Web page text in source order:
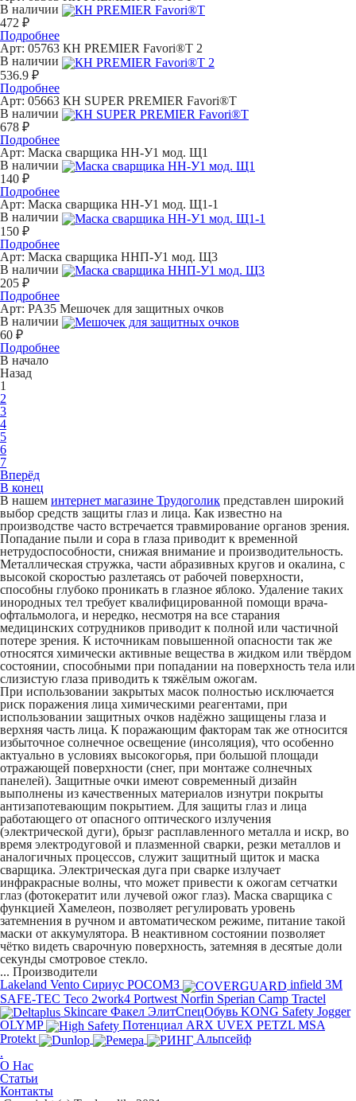
В наличии
472 ₽
Подробнее
Арт: 05763 КН PREMIER Favori®T 2
В наличии
536.9 ₽
Подробнее
Арт: 05663 КН SUPER PREMIER Favori®T
В наличии
678 ₽
Подробнее
Арт: Маска сварщика НН-У1 мод. Щ1
В наличии
140 ₽
Подробнее
Арт: Маска сварщика НН-У1 мод. Щ1-1
В наличии
150 ₽
Подробнее
Арт: Маска сварщика ННП-У1 мод. Щ3
В наличии
205 ₽
Подробнее
Арт: PA35 Мешочек для защитных очков
В наличии
60 ₽
Подробнее
В начало
Назад
1
2
3
4
5
6
7
Вперёд
В конец
В нашем интернет магазине Трудоголик представлен широкий
выбор средств защиты глаз и лица. Как известно на
производстве часто встречается травмирование органов зрения.
Попадание пыли и сора в глаза приводит к временной
нетрудоспособности, снижая внимание и производительность.
Металлическая стружка, части абразивных кругов и окалина, с
высокой скоростью разлетаясь от рабочей поверхности,
способны глубоко проникать в глазное яблоко. Удаление таких
инородных тел требует квалифицированной помощи врача-
офтальмолога, и нередко, несмотря на все старания
медицинских сотрудников приводит к полной или частичной
потере зрения. К источникам повышенной опасности так же
относятся химически активные вещества в жидком или твёрдом
состоянии, способными при попадании на поверхность тела или
слизистую глаза приводить к тяжёлым ожогам.
При использовании закрытых масок полностью исключается
риск поражения лица химическими реагентами, при
использовании защитных очков надёжно защищены глаза и
верхняя часть лица. К поражающим факторам так же относится
избыточное солнечное освещение (инсоляция), что особенно
актуально в условиях высокогорья, при большой площади
отражающей поверхности (снег, при монтаже солнечных
панелей). Защитные очки имеют современный дизайн
выполнены из качественных материалов изнутри покрыты
антизапотевающим покрытием. Для защиты глаз и лица
работающего от опасного оптического излучения
(электрической дуги), брызг расплавленного металла и искр, во
время электродуговой и плазменной сварки, резки металлов и
аналогичных процессов, служит защитный щиток и маска
сварщика. Электрическая дуга при сварке излучает
инфракрасные волны, что может привести к ожогам сетчатки
глаз (фотокератит или лучевой ожог глаз). Маска сварщика с
функцией Хамелеон, позволяет регулировать уровень
затемнения в ручном и автоматическом режиме, питание такой
маски от аккумулятора. В неактивном состоянии позволяет
чётко видеть сварочную поверхность, затемняя в десятые доли
секунды смотровое стекло.
... Производители
Lakeland Vento Сириус РОСОМЗ infield 3M
SAFE-TEC Teco 2work4 Portwest Norfin Sperian Camp Tractel
Skincare Факел ЭлитСпецОбувь KONG Safety Jogger
OLYMP
Потенциал ARX UVEX PETZL MSA
Protekt
Альпсейф
.
О Нас
Статьи
Контакты